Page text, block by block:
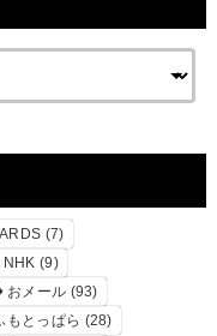
(7)
NHK (9)
おメール (93)
もとっぱら (28)